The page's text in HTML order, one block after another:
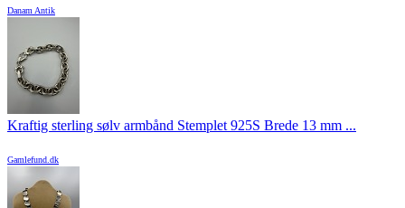
Danam Antik
Kraftig sterling sølv armbånd Stemplet 925S Brede 13 mm ...
Gamlefund.dk